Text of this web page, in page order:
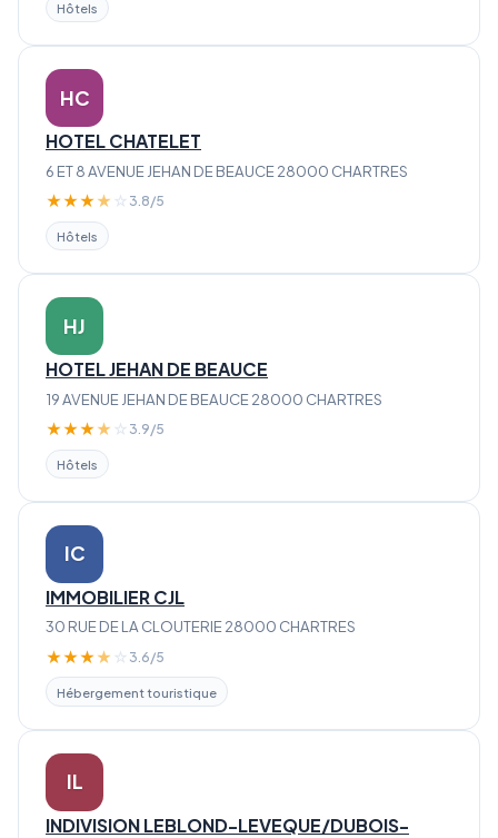
Hôtels
HC
HOTEL CHATELET
6 ET 8 AVENUE JEHAN DE BEAUCE 28000 CHARTRES
★★★★ ☆ 3.8/5
Hôtels
HJ
HOTEL JEHAN DE BEAUCE
19 AVENUE JEHAN DE BEAUCE 28000 CHARTRES
★★★★ ☆ 3.9/5
Hôtels
IC
IMMOBILIER CJL
30 RUE DE LA CLOUTERIE 28000 CHARTRES
★★★★ ☆ 3.6/5
Hébergement touristique
IL
INDIVISION LEBLOND-LEVEQUE/DUBOIS-